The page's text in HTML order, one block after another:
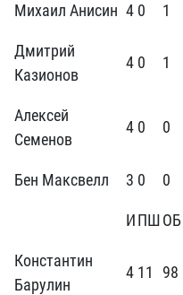
Михаил Анисин 4 0 1
Дмитрий
Казионов
4 0 1
Алексей
Семенов
4 0 0
Бен Максвелл 3 0 0
ИПШОБ
Константин
Барулин
4 11 98